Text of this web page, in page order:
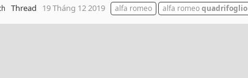
Thread 19 Tháng 12 2019 alfa romeo alfa romeoquadrifoglio